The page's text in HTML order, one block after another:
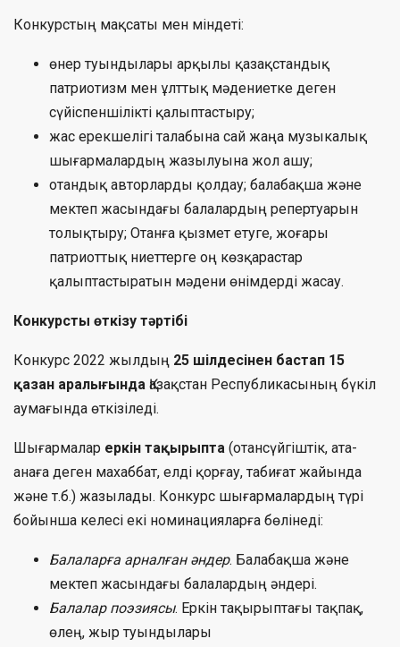
Конкурстың мақсаты мен міндеті:
өнер туындылары арқылы қазақстандық
патриотизм мен ұлттық мәдениетке деген
сүйіспеншілікті қалыптастыру;
жас ерекшелігі талабына сай жаңа музыкалық
шығармалардың жазылуына жол ашу;
отандық авторларды қолдау; балабақша және
мектеп жасындағы балалардың репертуарын
толықтыру; Отанға қызмет етуге, жоғары
патриоттық ниеттерге оң көзқарастар
қалыптастыратын мәдени өнімдерді жасау.
Конкурсты өткізу тәртібі
Конкурс 2022 жылдың 25 шілдесінен бастап 15
қазан аралығында Қазақстан Республикасының бүкіл
аумағында өткізіледі.
Шығармалар еркін тақырыпта (отансүйгіштік, ата-
анаға деген махаббат, елді қорғау, табиғат жайында
және т.б.) жазылады. Конкурс шығармалардың түрі
бойынша келесі екі номинацияларға бөлінеді:
Балаларға арналған әндер. Балабақша және
мектеп жасындағы балалардың әндері.
Балалар поэзиясы. Еркін тақырыптағы тақпақ,
өлең, жыр туындылары